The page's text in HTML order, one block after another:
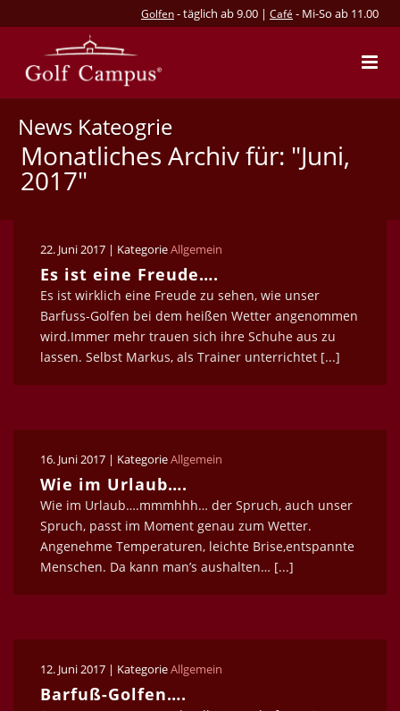
Golfen- täglich ab 9.00 | Café - Mi-So ab 11.00
News Kateogrie
Monatliches Archiv für: "Juni,
2017"
22. Juni 2017 | KategorieAllgemein
Es ist eine Freude….
Es ist wirklich eine Freude zu sehen, wie unser
Barfuss-Golfen bei dem heißen Wetter angenommen
wird.Immer mehr trauen sich ihre Schuhe aus zu
lassen. Selbst Markus, als Trainer unterrichtet [...]
16. Juni 2017 | KategorieAllgemein
Wie im Urlaub….
Wie im Urlaub….mmmhhh… der Spruch, auch unser
Spruch, passt im Moment genau zum Wetter.
Angenehme Temperaturen, leichte Brise,entspannte
Menschen. Da kann man’s aushalten… [...]
12. Juni 2017 | KategorieAllgemein
Barfuß-Golfen….